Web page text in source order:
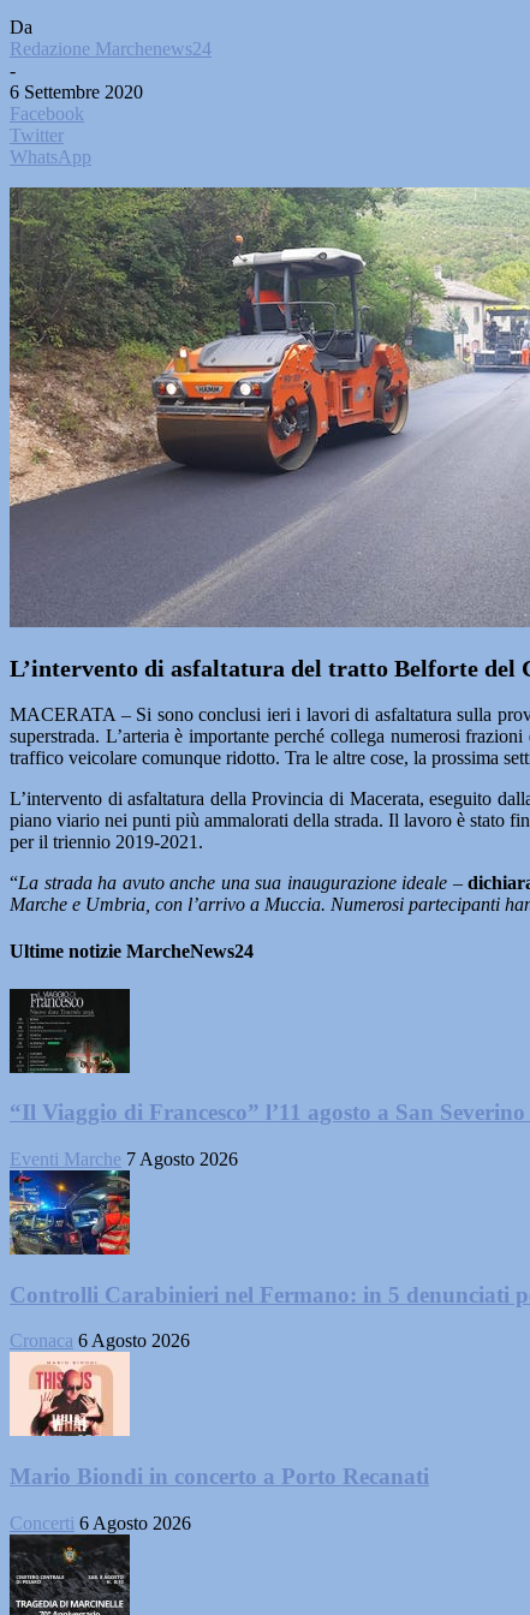
Da
Redazione Marchenews24
-
6 Settembre 2020
Facebook
Twitter
WhatsApp
L’intervento di asfaltatura del tratto Belforte del
MACERATA – Si sono conclusi ieri i lavori di asfaltatura sulla
superstrada. L’arteria è importante perché collega numerosi
traffico veicolare comunque ridotto. Tra le altre cose, la prossima
L’intervento di asfaltatura della Provincia di Macerata, eseguito
piano viario nei punti più ammalorati della strada. Il lavoro è stato
per il triennio 2019-2021.
“La strada ha avuto anche una sua inaugurazione ideale –
Marche e Umbria, con l’arrivo a Muccia. Numerosi partecipanti
Ultime notizie MarcheNews24
“Il Viaggio di Francesco” l’11 agosto a San
Eventi Marche 7 Agosto 2026
Controlli Carabinieri nel Fermano: in 5 denunciati
Cronaca 6 Agosto 2026
Mario Biondi in concerto a Porto Recanati
Concerti 6 Agosto 2026